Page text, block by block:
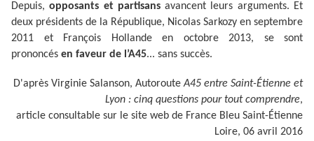
Depuis,opposants et partisansavancent leurs arguments. Et
deux présidents de la République, Nicolas Sarkozy en septembre
2011 et François Hollande en octobre 2013, se sont
prononcés en faveur de l’A45... sans succès.
D'après Virginie Salanson, AutorouteA45 entre Saint-Étienne et
Lyon : cinq questions pour tout comprendre,
article consultable sur le site web de France Bleu Saint-Étienne
Loire, 06 avril 2016